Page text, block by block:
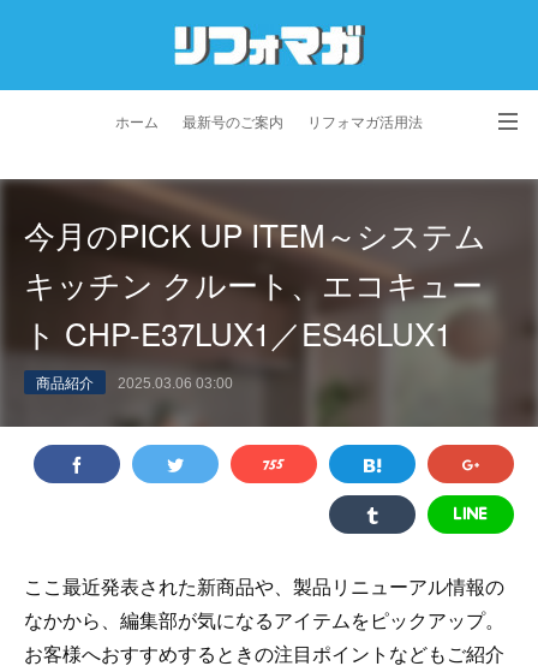
ホーム 最新号のご案内 リフォマガ活用法
お問い合わせ
利用規約 会社概要
今月のPICK UP ITEM～システム
キッチン クルート、エコキュー
ト CHP-E37LUX1／ES46LUX1
商品紹介 2025.03.06 03:00
ここ最近発表された新商品や、製品リニューアル情報の
なかから、編集部が気になるアイテムをピックアップ。
お客様へおすすめするときの注目ポイントなどもご紹介